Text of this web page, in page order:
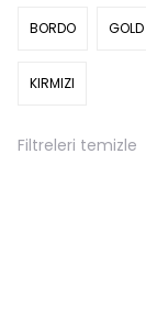
BORDO GOLD
KIRMIZI
Filtreleri temizle